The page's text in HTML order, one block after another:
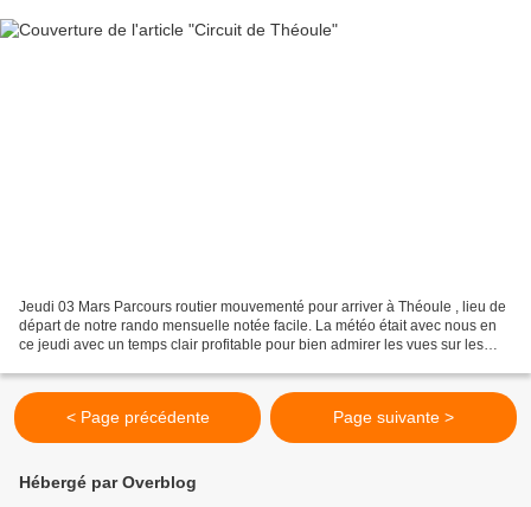
Jeudi 03 Mars Parcours routier mouvementé pour arriver à Théoule , lieu de
départ de notre rando mensuelle notée facile. La météo était avec nous en
ce jeudi avec un temps clair profitable pour bien admirer les vues sur les
< Page précédente Page suivante >
Hébergé par Overblog